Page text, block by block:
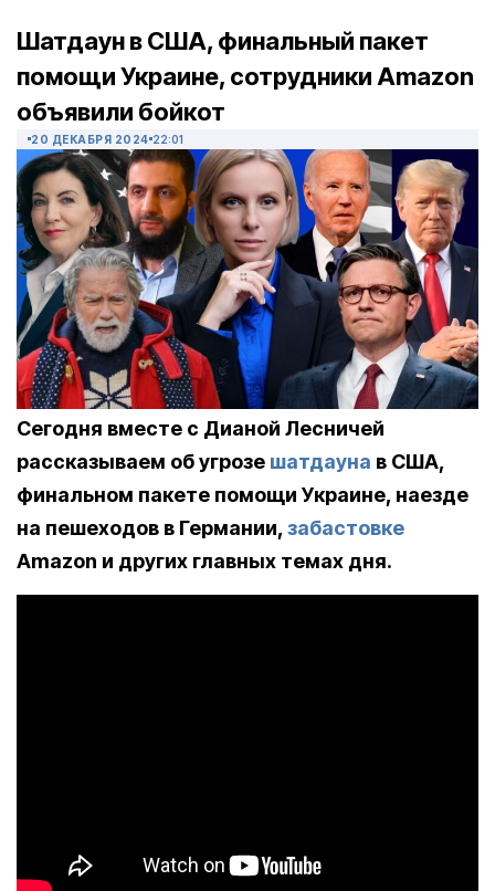
Шатдаун в США, финальный пакет
помощи Украине, сотрудники Amazon
объявили бойкот
20 ДЕКАБРЯ 2024 22:01
Сегодня вместе с Дианой Лесничей
рассказываем об угрозе шатдауна в США,
финальном пакете помощи Украине, наезде
на пешеходов в Германии, забастовке
Amazon и других главных темах дня.